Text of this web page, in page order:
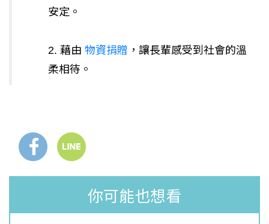
安定。
2. 藉由 物資捐贈 ，讓長輩感受到社會的溫
柔相待。
你可能也想看